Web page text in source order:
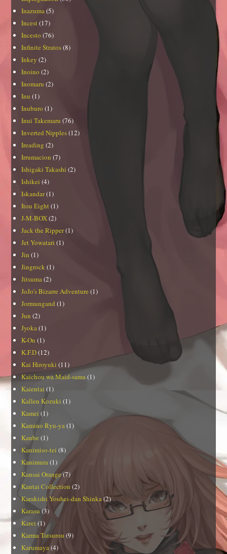
Inazuma (5)
Incest (17)
Incesto (76)
Infinite Stratos(8)
Inkey (2)
Inoino (2)
Inomaru (2)
Inu (1)
Inuburo (1)
Inui Takemaru (76)
Inverted Nipples(12)
Ireading (2)
Irrumacion (7)
Ishigaki Takashi (2)
Ishikei (4)
Iskandar(1)
Itou Eight (1)
J-M-BOX(2)
Jack the Ripper(1)
Jet Yowatari (1)
Jin (1)
Jingrock (1)
Jitsuma (2)
JoJo's Bizarre Adventure (1)
Jormungand (1)
Jun (2)
Jyoka (1)
K-On (1)
K.F.D(12)
Kai Hiroyuki (11)
Kaichou wa Maid-sama (1)
Kaientai (1)
Kallen Kozuki (1)
Kamei (1)
Kamino Ryu-ya (1)
Kanbe (1)
Kanimiso-tei (8)
Kanimura (1)
Kansai Orange(7)
Kantai Collection (2)
Karakishi Youhei-dan Shinka(2)
Karasu(3)
Karei (1)
Karma Tatsurou (9)
Karumaya(4)